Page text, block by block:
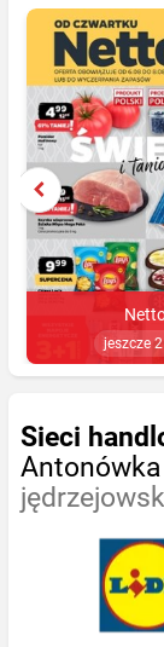
jeszcze
Sieci
Antonówka